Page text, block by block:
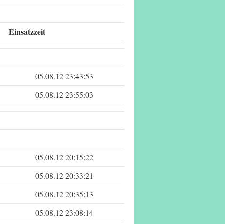
Einsatzzeit
05.08.12 23:43:53
05.08.12 23:55:03
05.08.12 20:15:22
05.08.12 20:33:21
05.08.12 20:35:13
05.08.12 23:08:14